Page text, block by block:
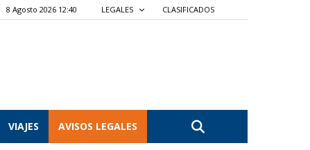
8 Agosto 2026 12:40 LEGALES CLASIFICADOS
VIAJES AVISOS LEGALES